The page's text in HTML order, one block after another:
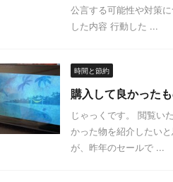
公言する可能性や対策
した内容 行動した ...
時間と節約
購入して良かったも
じゃっくです。 閲覧い
かった物を紹介したい
が、昨年のセールで ...